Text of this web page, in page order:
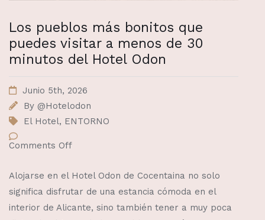
Los pueblos más bonitos que
puedes visitar a menos de 30
minutos del Hotel Odon
Junio 5th, 2026
By @Hotelodon
El Hotel, ENTORNO
Comments Off
Alojarse en el Hotel Odon de Cocentaina no solo
significa disfrutar de una estancia cómoda en el
interior de Alicante, sino también tener a muy poca